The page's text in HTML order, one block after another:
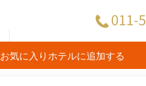
011-
お気に入りホテルに追加する